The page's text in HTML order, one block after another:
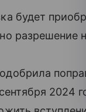
будет
разрешение
2024